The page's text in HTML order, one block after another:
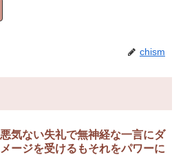
chism
悪気ない失礼で無神経な一言にダ
メージを受けるもそれをパワーに